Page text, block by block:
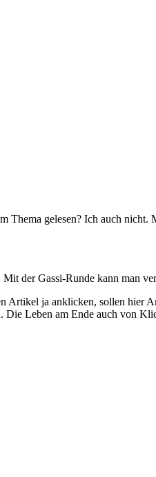
Thema gelesen? Ich auch nicht.
der Gassi-Runde kann man
Artikel ja anklicken, sollen hier
Die Leben am Ende auch von